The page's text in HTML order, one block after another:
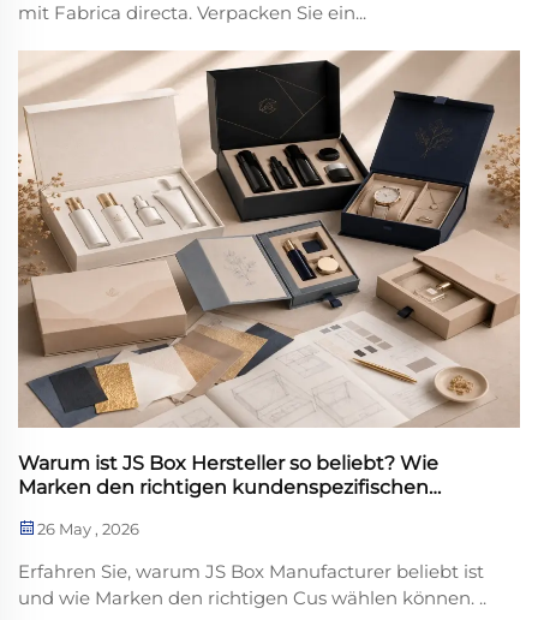
mit Fabrica directa. Verpacken Sie ein...
Warum ist JS Box Hersteller so beliebt? Wie
Marken den richtigen kundenspezifischen
26 May , 2026
Erfahren Sie, warum JS Box Manufacturer beliebt ist
und wie Marken den richtigen Cus wählen können. ..